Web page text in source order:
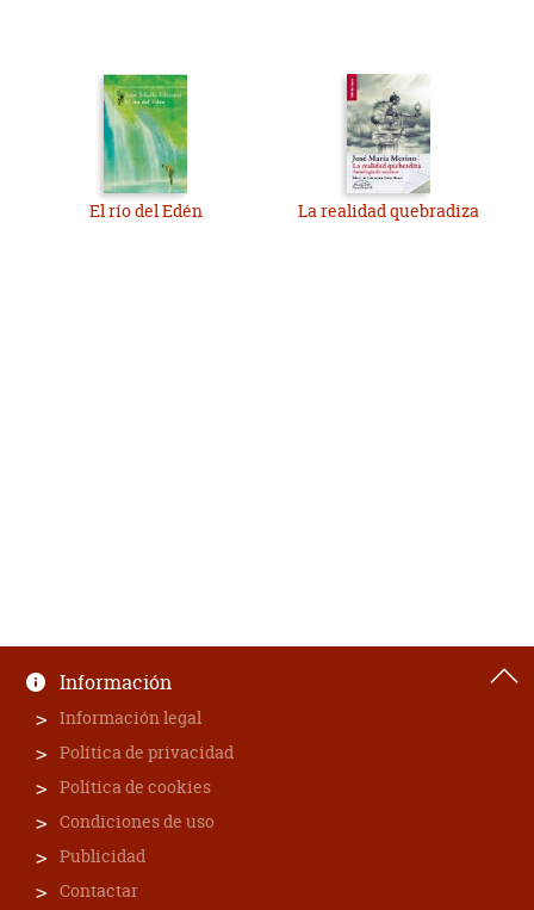
El río del Edén La realidad quebradiza
Información
Información legal
Política de privacidad
Política de cookies
Condiciones de uso
Publicidad
Contactar